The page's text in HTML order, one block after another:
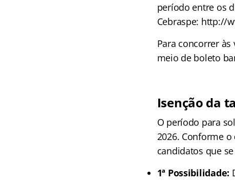
período entre os
Cebraspe: http://
Para concorrer
meio de boleto
Isenção da
O período para
2026. Conforme o
candidatos que
1ª Possibilidade: